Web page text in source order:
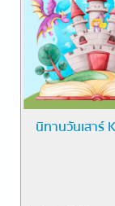
นิทานวันเสาร์